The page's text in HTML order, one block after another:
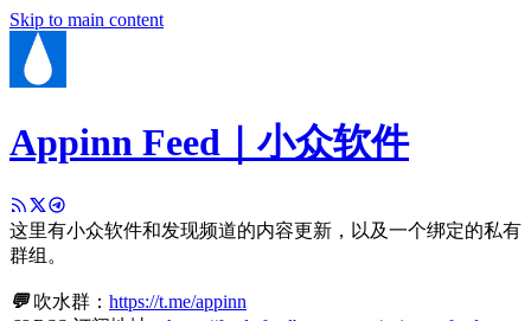
Skip to main content
Appinn Feed｜小众软件
这里有小众软件和发现频道的内容更新，以及一个绑定的私有
群组。
💬吹水群： https://t.me/appinn